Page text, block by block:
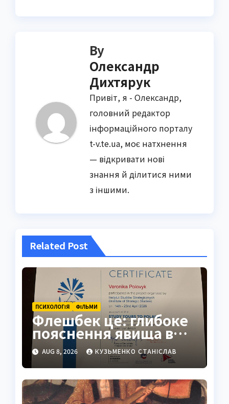
By
Олександр
Дихтярук
Привіт, я - Олександр,
головний редактор
інформаційного порталу
t-v.te.ua, моє натхнення
— відкривати нові
знання й ділитися ними
з іншими.
Related Post
ПСИХОЛОГІЯ ФІЛЬМИ
Флешбек це: глибоке
пояснення явища в
психології, кіно та
житті
AUG 8, 2026 КУЗЬМЕНКО СТАНІСЛАВ